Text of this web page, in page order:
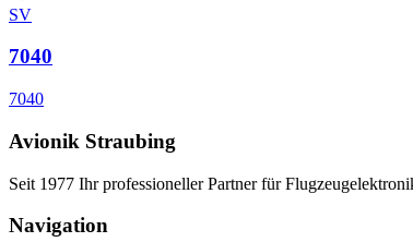
SV
7040
7040
Avionik Straubing
Seit 1977 Ihr professioneller Partner für
Navigation